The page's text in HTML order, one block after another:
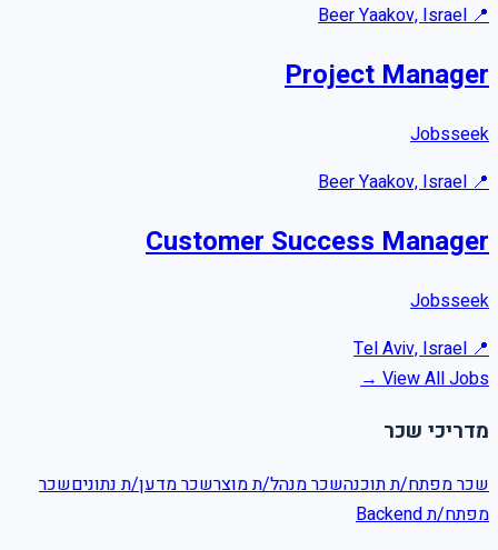
📍
Beer Yaakov, Israel
Project Manager
Jobsseek
📍
Beer Yaakov, Israel
Customer Success Manager
Jobsseek
📍
Tel Aviv, Israel
View All Jobs →
מדריכי שכר
שכרמפתח/ת תוכנהשכרמנהל/ת מוצרשכרמדען/ת נתוניםשכר
מפתח/ת Backend